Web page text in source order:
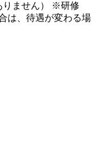
りません） ※研修
は、待遇が変わる場